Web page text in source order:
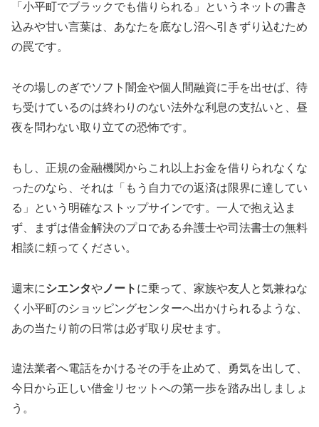
「小平町でブラックでも借りられる」というネットの書き
込みや甘い言葉は、あなたを底なし沼へ引きずり込むため
の罠です。
その場しのぎでソフト闇金や個人間融資に手を出せば、待
ち受けているのは終わりのない法外な利息の支払いと、昼
夜を問わない取り立ての恐怖です。
もし、正規の金融機関からこれ以上お金を借りられなくな
ったのなら、それは「もう自力での返済は限界に達してい
る」という明確なストップサインです。一人で抱え込ま
ず、まずは借金解決のプロである弁護士や司法書士の無料
相談に頼ってください。
週末にシエンタや ノート に乗って、家族や友人と気兼ねな
く小平町のショッピングセンターへ出かけられるような、
あの当たり前の日常は必ず取り戻せます。
違法業者へ電話をかけるその手を止めて、勇気を出して、
今日から正しい借金リセットへの第一歩を踏み出しましょ
う。